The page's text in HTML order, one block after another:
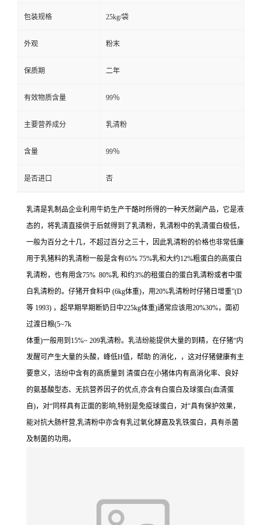
包装规格 25kg/袋
外观 粉末
保质期 二年
有效物质含量 99％
主要营养成分 乳清粉
含量 99％
是否进口 否
乳清是乳制品企业利用牛奶生产干酪时所得的一种天然副产品，它是液
态的，将乳清直接供于后就得到了乳清粉，乳清粉中的乳清蛋白极低，
一般为百分之十几，不超过百分之三十，因此乳清粉的价格也非常低廉
用于乳猪料的乳清粉一般是含有65% 75%乳和大约12%粗蛋白的高蛋白
乳清粉，也有用含75% 80%乳 和约3%的租蛋白的蛋白乳清粉或者中蛋
白乳清粉的。仔猪开食料中 (6kg体重)，用20%乳清粉时仔猪日增重”(D
等 1993) ，超早期早期断奶日中225kg体重)通常应该用20%30%，面初
过渡日粮(5~7k
体重)一般用到15%~ 209乳清粉。乳洁纷能提供大量的到精，在仔猪“内
发醒可产生大量的头酸，峰低H值，帮助 的消化，，这对仔猪健康有主
要意义，洁纷中含有的高质量到 清蛋白在小猪体内有高消化率、良好
的氨基酸型态、无抗营养因子的优点,亦含有白蛋白及球蛋白(血清蛋
自)，对“同样具有正面的影响,特别是免疫球蛋白，对"具有保护效果，
能对抗大肠杆营,乳清粉中亦含有乳过氧化酵嘉及乳铁蛋白，具有杀菌
及制菌的功用。